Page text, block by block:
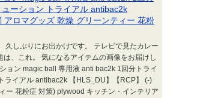
ーション トライアル antibac2k
アロマグッズ 乾燥 グリーンティー 花粉
久しぶりにお出かけです。 テレビで見たカレー
、これ。 気になるアイテムの画像をお届けし
ョン magic ball 専用液 anti bac2k 1回分トライ
ライアル antibac2k 【HLS_DU】【RCP】 (-)
ー 花粉症 対策) plywood キッチン・インテリア